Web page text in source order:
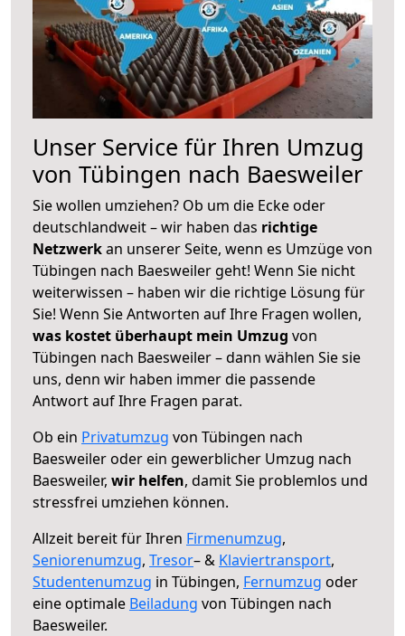
Unser Service für Ihren Umzug
von Tübingen nach Baesweiler
Sie wollen umziehen? Ob um die Ecke oder
deutschlandweit – wir haben das richtige
Netzwerkan unserer Seite, wenn es Umzüge von
Tübingen nach Baesweiler geht! Wenn Sie nicht
weiterwissen – haben wir die richtige Lösung für
Sie! Wenn Sie Antworten auf Ihre Fragen wollen,
was kostet überhaupt mein Umzug von
Tübingen nach Baesweiler – dann wählen Sie sie
uns, denn wir haben immer die passende
Antwort auf Ihre Fragen parat.
Ob ein Privatumzug von Tübingen nach
Baesweiler oder ein gewerblicher Umzug nach
Baesweiler, wir helfen, damit Sie problemlos und
stressfrei umziehen können.
Allzeit bereit für Ihren Firmenumzug,
Seniorenumzug, Tresor– & Klaviertransport,
Studentenumzug in Tübingen, Fernumzug oder
eine optimale Beiladung von Tübingen nach
Baesweiler.